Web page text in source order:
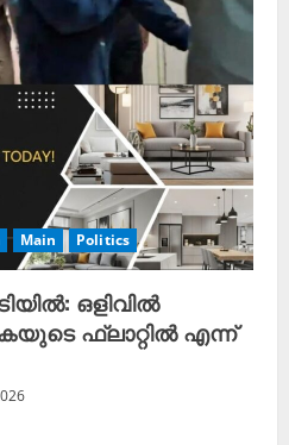
Main Politics
ഒളിവിൽ
ഫ്ലാറ്റിൽ എന്ന്